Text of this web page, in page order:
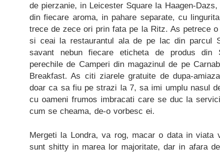
de pierzanie, in Leicester Square la Haagen-
din fiecare aroma, in pahare separate, cu
trece de zece ori prin fata pe la Ritz. As petrece
si ceai la restaurantul ala de pe lac din parcul
savant nebun fiecare eticheta de produs din
perechile de Camperi din magazinul de pe
Breakfast. As citi ziarele gratuite de dupa-
doar ca sa fiu pe strazi la 7, sa imi umplu nasul
cu oameni frumos imbracati care se duc la
cum se cheama, de-o vorbesc ei.
Mergeti la Londra, va rog, macar o data in viata
sunt shitty in marea lor majoritate, dar in afara